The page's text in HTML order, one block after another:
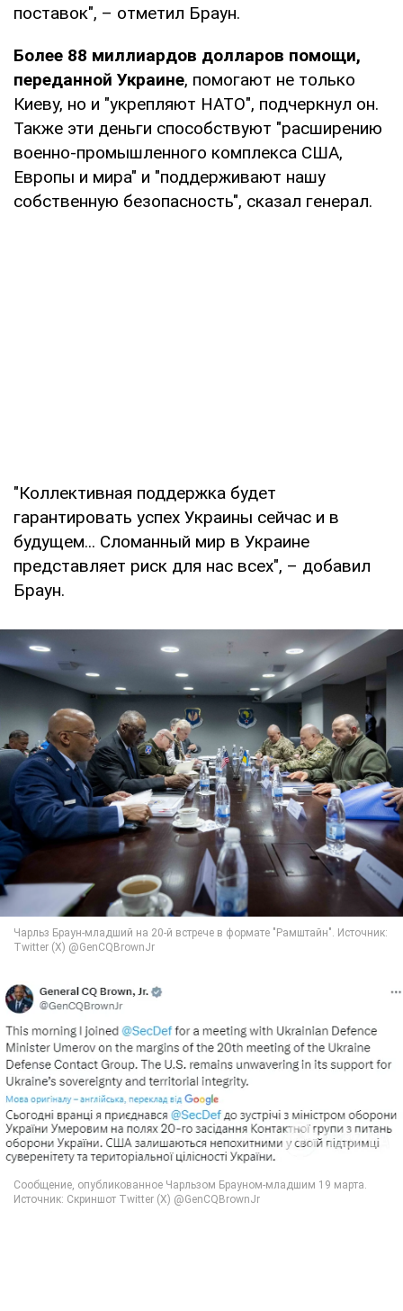
поставок", – отметил Браун.
Более 88 миллиардов долларов помощи,
переданной Украине, помогают не только
Киеву, но и "укрепляют НАТО", подчеркнул он.
Также эти деньги способствуют "расширению
военно-промышленного комплекса США,
Европы и мира" и "поддерживают нашу
собственную безопасность", сказал генерал.
"Коллективная поддержка будет
гарантировать успех Украины сейчас и в
будущем... Сломанный мир в Украине
представляет риск для нас всех", – добавил
Браун.